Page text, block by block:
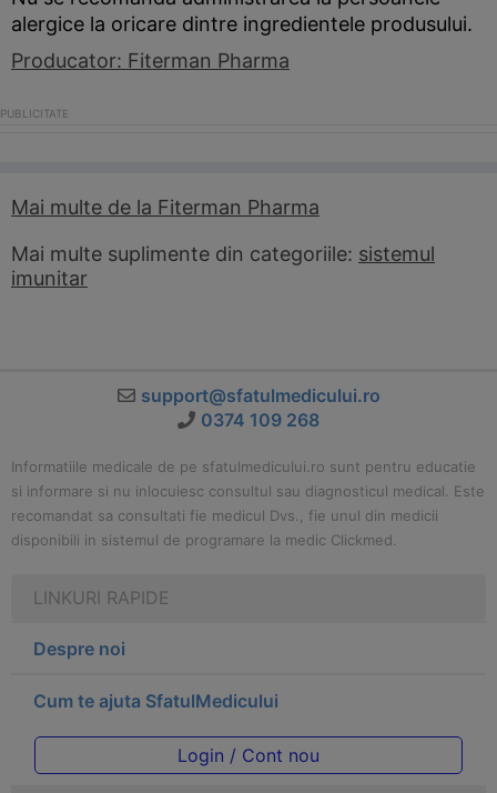
alergice la oricare dintre ingredientele produsului.
Producator: Fiterman Pharma
Mai multe de la Fiterman Pharma
Mai multe suplimente din categoriile: sistemul
imunitar
support@sfatulmedicului.ro
0374 109 268
Informatiile medicale de pe sfatulmedicului.ro sunt pentru educatie
si informare si nu inlocuiesc consultul sau diagnosticul medical. Este
recomandat sa consultati fie medicul Dvs., fie unul din medicii
disponibili in sistemul de programare la medic Clickmed.
LINKURI RAPIDE
Despre noi
Cum te ajuta SfatulMedicului
Login / Cont nou